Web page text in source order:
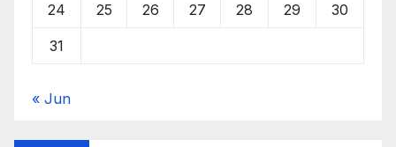
24 25 26 27 28 29 30
31
« Jun